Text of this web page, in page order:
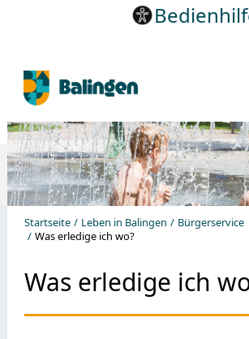
Startseite Leben in Balingen
Bürgerservice
Was erledige ich wo?
Was erledige ich